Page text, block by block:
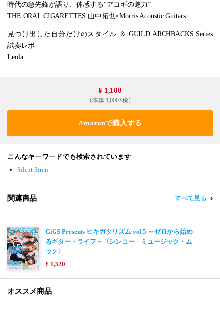
時代の急先鋒が語り、体感する“アコギの魅力”
THE ORAL CIGARETTES 山中拓也×Morris Acoustic Guitars
見つけ出した自分だけのスタイル ＆ GUILD ARCHBACKS Series
試奏レポ
Leola
¥ 1,100
（本体 1,000+税）
Amazonで購入する
こんなキーワードでも検索されています
Silent Siren
関連商品 すべて見る
GiGS Presents ヒキガタリズム vol.5 ～ゼロから始め
るギター・ライフ～〈シンコー・ミュージック・ム
ック〉
¥ 1,320
オススメ商品